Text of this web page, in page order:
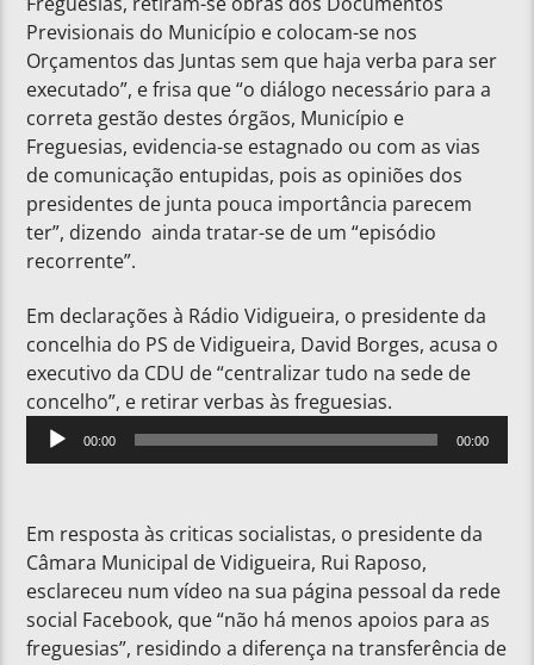
Previsionais do Município e colocam-se nos
Orçamentos das Juntas sem que haja verba para ser
executado”, e frisa que “o diálogo necessário para a
correta gestão destes órgãos, Município e
Freguesias, evidencia-se estagnado ou com as vias
de comunicação entupidas, pois as opiniões dos
presidentes de junta pouca importância parecem
ter”, dizendo ainda tratar-se de um “episódio
recorrente”.
Em declarações à Rádio Vidigueira, o presidente da
concelhia do PS de Vidigueira, David Borges, acusa o
executivo da CDU de “centralizar tudo na sede de
concelho”, e retirar verbas às freguesias.
Reprodutor
de
00:00 00:00
Em resposta às criticas socialistas, o presidente da
Câmara Municipal de Vidigueira, Rui Raposo,
esclareceu num vídeo na sua página pessoal da rede
social Facebook, que “não há menos apoios para as
freguesias”, residindo a diferença na transferência de